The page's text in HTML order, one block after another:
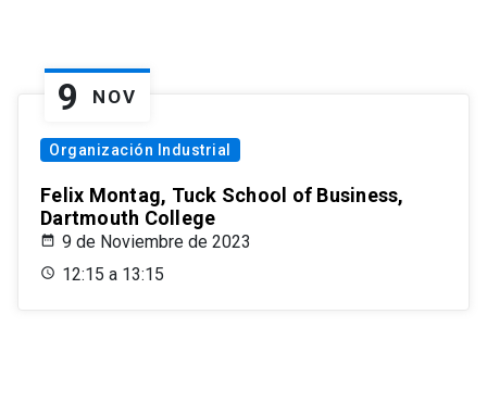
9 NOV
Organización Industrial
Felix Montag, Tuck School of Business,
Dartmouth College
9 de Noviembre de 2023
12:15 a 13:15